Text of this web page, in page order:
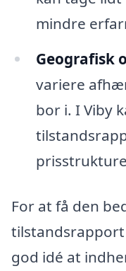
mindre
Geografisk
variere
bor i. I Viby
For at få den
god idé at